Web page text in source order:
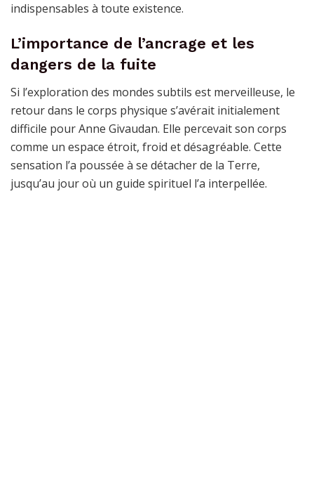
indispensables à toute existence.
L’importance de l’ancrage et les
dangers de la fuite
Si l’exploration des mondes subtils est merveilleuse, le
retour dans le corps physique s’avérait initialement
difficile pour Anne Givaudan. Elle percevait son corps
comme un espace étroit, froid et désagréable. Cette
sensation l’a poussée à se détacher de la Terre,
jusqu’au jour où un guide spirituel l’a interpellée.